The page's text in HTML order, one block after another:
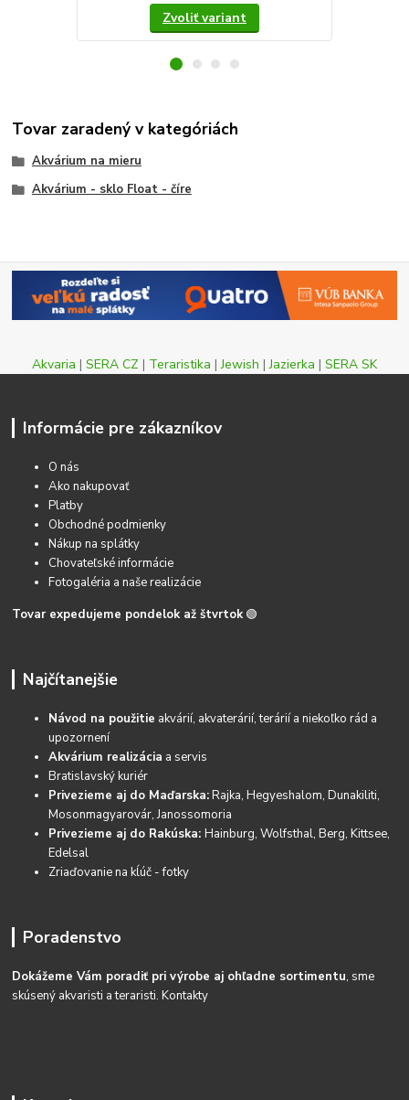
Zvoliť variant
Tovar zaradený v kategóriách
Akvárium na mieru
Akvárium - sklo Float - číre
Akvaria | SERA CZ | Teraristika |Jewish |Jazierka | SERA SK
Informácie pre zákazníkov
O nás
Ako nakupovať
Platby
Obchodné podmienky
Nákup na splátky
Chovateľské informácie
Fotogaléria a naše realizácie
Tovar expedujeme pondelok až štvrtok 🟢
Najčítanejšie
Návod na použitie akvárií, akvaterárií, terárií a niekoľko rád a
upozornení
Akvárium realizácia a servis
Bratislavský kuriér
Privezieme aj do Maďarska:Rajka, Hegyeshalom, Dunakiliti,
Mosonmagyarovár, Janossomoria
Privezieme aj do Rakúska:Hainburg, Wolfsthal, Berg, Kittsee,
Edelsal
Zriaďovanie na kĺúč - fotky
Poradenstvo
Dokážeme Vám poradiť pri výrobe aj ohľadne sortimentu, sme
skúsený akvaristi a teraristi.Kontakty